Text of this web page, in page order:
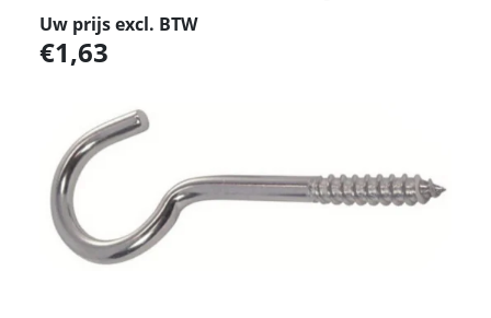
Uw prijs excl. BTW
1,63